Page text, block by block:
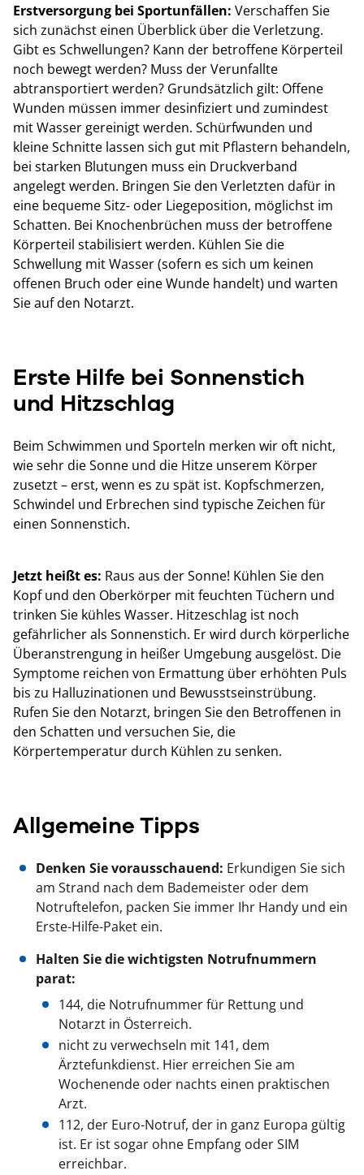
Erstversorgung bei Sportunfällen: Verschaffen Sie
sich zunächst einen Überblick über die Verletzung.
Gibt es Schwellungen? Kann der betroffene Körperteil
noch bewegt werden? Muss der Verunfallte
abtransportiert werden? Grundsätzlich gilt: Offene
Wunden müssen immer desinfiziert und zumindest
mit Wasser gereinigt werden. Schürfwunden und
kleine Schnitte lassen sich gut mit Pflastern behandeln,
bei starken Blutungen muss ein Druckverband
angelegt werden. Bringen Sie den Verletzten dafür in
eine bequeme Sitz- oder Liegeposition, möglichst im
Schatten. Bei Knochenbrüchen muss der betroffene
Körperteil stabilisiert werden. Kühlen Sie die
Schwellung mit Wasser (sofern es sich um keinen
offenen Bruch oder eine Wunde handelt) und warten
Sie auf den Notarzt.
Erste Hilfe bei Sonnenstich
und Hitzschlag
Beim Schwimmen und Sporteln merken wir oft nicht,
wie sehr die Sonne und die Hitze unserem Körper
zusetzt – erst, wenn es zu spät ist. Kopfschmerzen,
Schwindel und Erbrechen sind typische Zeichen für
einen Sonnenstich.
Jetzt heißt es: Raus aus der Sonne! Kühlen Sie den
Kopf und den Oberkörper mit feuchten Tüchern und
trinken Sie kühles Wasser. Hitzeschlag ist noch
gefährlicher als Sonnenstich. Er wird durch körperliche
Überanstrengung in heißer Umgebung ausgelöst. Die
Symptome reichen von Ermattung über erhöhten Puls
bis zu Halluzinationen und Bewusstseinstrübung.
Rufen Sie den Notarzt, bringen Sie den Betroffenen in
den Schatten und versuchen Sie, die
Körpertemperatur durch Kühlen zu senken.
Allgemeine Tipps
Denken Sie vorausschauend: Erkundigen Sie sich
am Strand nach dem Bademeister oder dem
Notruftelefon, packen Sie immer Ihr Handy und ein
Erste-Hilfe-Paket ein.
Halten Sie die wichtigsten Notrufnummern
parat:
144, die Notrufnummer für Rettung und
Notarzt in Österreich.
nicht zu verwechseln mit 141, dem
Ärztefunkdienst. Hier erreichen Sie am
Wochenende oder nachts einen praktischen
Arzt.
112, der Euro-Notruf, der in ganz Europa gültig
ist. Er ist sogar ohne Empfang oder SIM
erreichbar.